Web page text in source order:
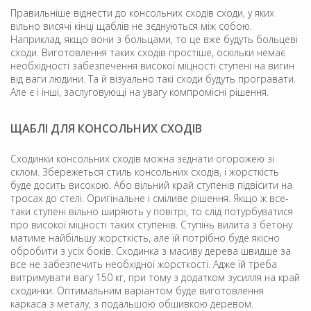
Правильніше віднести до консольних сходів сходи, у яких
вільно висячі кінці щаблів не зєднуються між собою.
Наприклад, якщо вони з больцами, то це вже будуть больцеві
сходи. Виготовлення таких сходів простіше, оскільки немає
необхідності забезпечення високої міцності ступені на вигин
від ваги людини. Та й візуально такі сходи будуть програвати.
Але є і інші, заслуговующі на увагу компромісні рішення.
ЩАБЛІ ДЛЯ КОНСОЛЬНИХ СХОДІВ
Сходинки консольних сходів можна зєднати огорожею зі
склом. Збережеться стиль консольних сходів, і жорсткість
буде досить високою. Або вільний край ступенів підвісити на
тросах до стелі. Оригінальне і сміливе рішення. Якщо ж все-
таки ступені вільно ширяють у повітрі, то слід потурбуватися
про високої міцності таких ступенів. Ступінь вилита з бетону
матиме найбільшу жорсткість, але їй потрібно буде якісно
обробити з усіх боків. Сходинка з масиву дерева швидше за
все не забезпечить необхідної жорсткості. Адже їй треба
витримувати вагу 150 кг, при тому з додатком зусилля на край
сходинки. Оптимальним варіантом буде виготовлення
каркаса з металу, з подальшою обшивкою деревом.